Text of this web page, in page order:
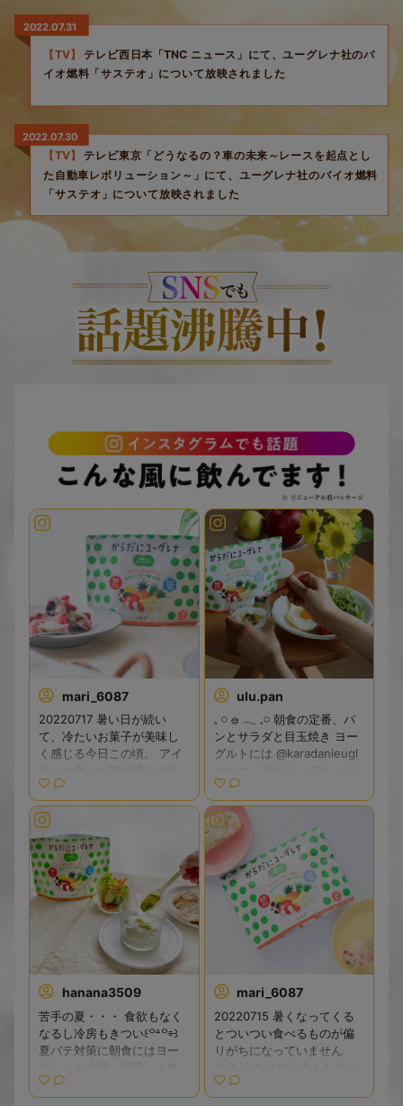
2022.07.28
【雑誌】宝島社「otona MUSE」にて、「からだにユーグレナ プ
2022.07.27
【TV】日経CNBC「トップに聞く」にて、社長出雲充が
出演しました
【TV】テレビ西日本「TNC ニュース」にて、ユーグレナ社のバ
イオ燃料「サステオ」について放映されました
「サステオ」について放映されました
mari_6087
20220717 暑い日が続い
て、冷たいお菓子が美味し
く感じる今日この頃。 アイ
ーグルトと冷凍庫にミック
スベリーが余ってる！ とい
うことで、カッサータバー
クにユーグレナを混ぜて作
ってみました。 甘さ控えめ
にして大人のおやつです。
ユーグレナを入れたおかげ
で栄養バランスのとれたお
やつになるからありがたい
です。 カッサータバーク、
しっかり凍るのにシャリっ
と食感になるのが不思議。
#からだにユーグレナ #ユー
グレナ #健康な暮らし #乳酸
菌 #菌活 #栄養補給 #PR #s
napmart #カッサータバーク
#カッサータ #商品撮影 #お
きがくらぶ #置き画 #置き画
倶楽部 #テーブルフォト #プ
ulu.pan
𓈒 𓏸 𓐍 𓂃 𓈒𓏸 朝食の定番、パ
ンとサラダと目玉焼き ヨー
グルトには @karadanieugl
オレパウダー」をかけて☘️
こちら、牛乳やヨーグルト
に溶かして野菜ジュースと
青汁とヨーグルトの栄養が
手軽に摂れちゃいます 私は
ヨーグルトが好きなのでヨ
ーグルトにかけていただき
ました さっと溶けやすいの
で口当たりもよくて◎ フル
ーツオレ味で美味しい🍌 ぐ
るぐる混ぜるとキレイなグ
リーンが映えます💚 どんな
に健康のために食生活に気
をつけていても、必要な栄
養素を毎日完璧に摂取する
ことはなかなか難しいので
「からだにユーグレナ」の
ひと匙に頼ってみるのも良
いかもしれませんね😊 @kar
hanana3509
苦手の夏・・・ 食欲もなく
なるし冷房もきつい꒰꒪꒫꒪⌯︎꒱
夏バテ対策に朝食にはヨー
などの野菜のピクルスを摂
っていますが 主食がわり
mari_6087
20220715 暑くなってくる
とついつい食べるものが偏
りがちになっていません
ルッと食べやすいもの登場
頻度が格段に上がります。